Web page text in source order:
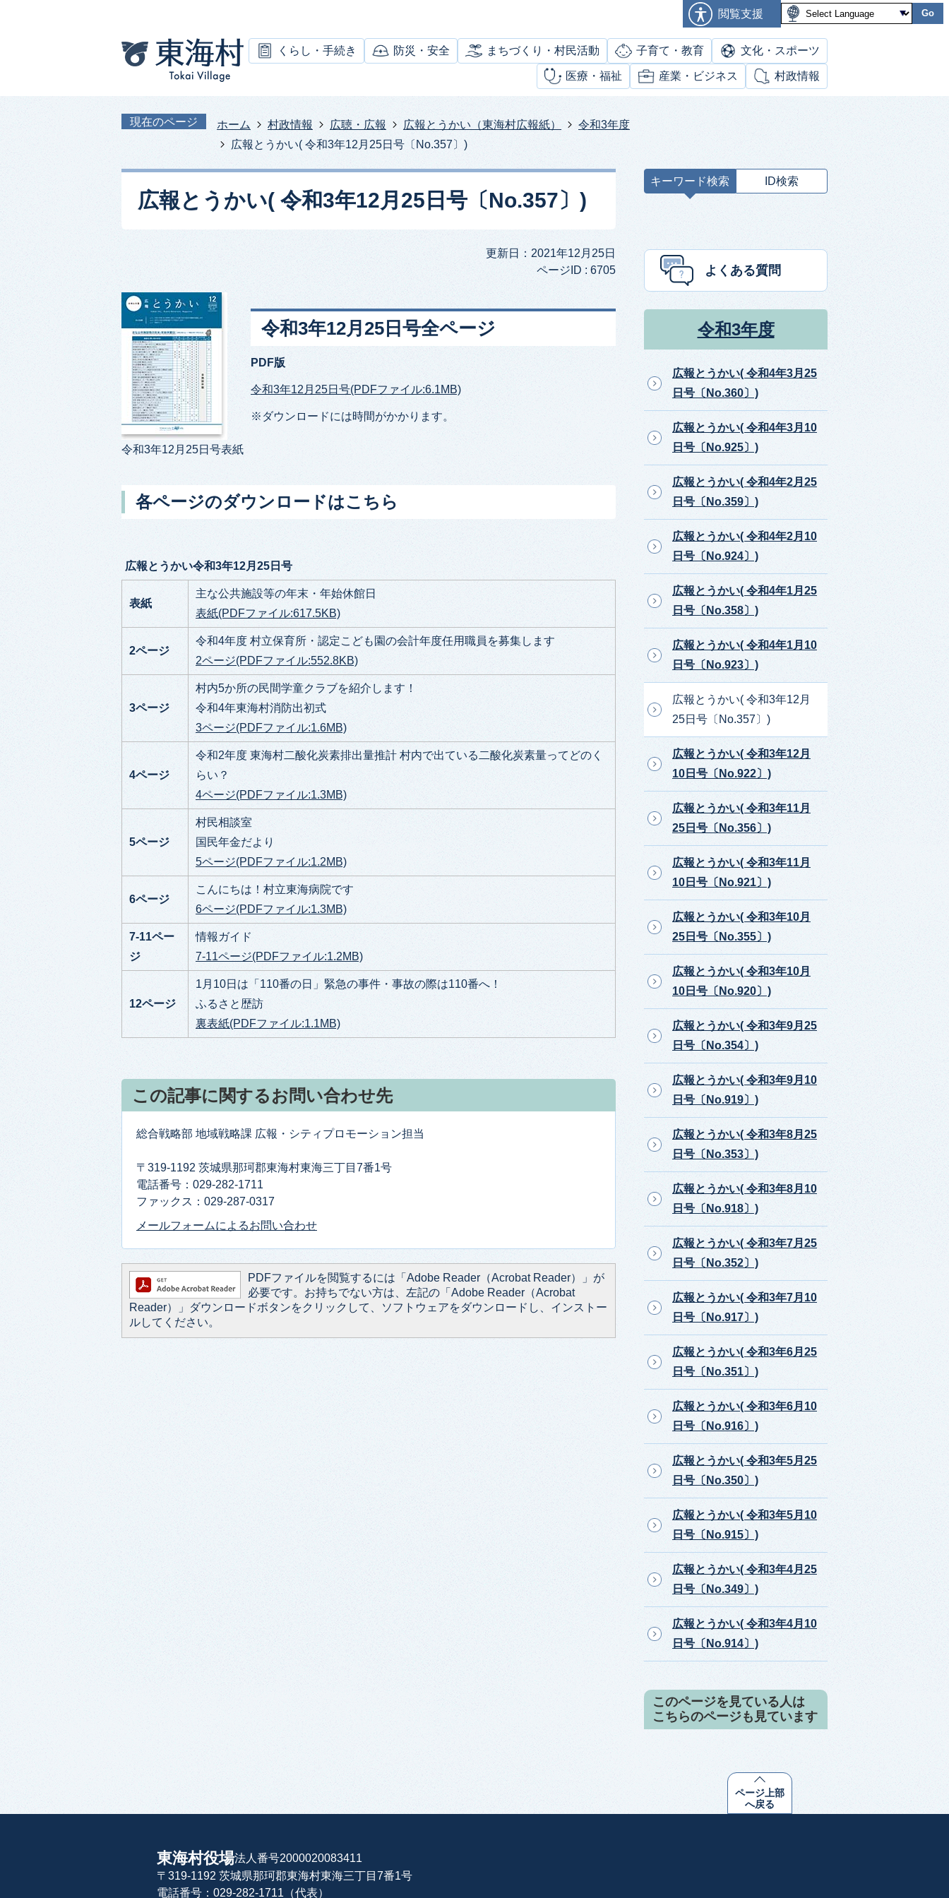
閲覧支援 Go
くらし・手続き 防災・安全 まちづくり・村民活動 子育て・教育 文化・スポーツ
医療・福祉 産業・ビジネス 村政情報
現在のページ ホーム 村政情報 広聴・広報 広報とうかい（東海村広報紙）
令和3年度
広報とうかい( 令和3年12月25日号〔No.357〕)
広報とうかい( 令和3年12月25日号〔No.357〕)
更新日：2021年12月25日
ページID : 6705
令和3年12月25日号表紙
令和3年12月25日号全ページ
PDF版
令和3年12月25日号(PDFファイル:6.1MB)
※ダウンロードには時間がかかります。
各ページのダウンロードはこちら
広報とうかい令和3年12月25日号
表紙
主な公共施設等の年末・年始休館日
表紙(PDFファイル:617.5KB)
2ページ
令和4年度 村立保育所・認定こども園の会計年度任用職員を募集します
2ページ(PDFファイル:552.8KB)
3ページ
村内5か所の民間学童クラブを紹介します！
令和4年東海村消防出初式
3ページ(PDFファイル:1.6MB)
4ページ
令和2年度 東海村二酸化炭素排出量推計 村内で出ている二酸化炭素量ってどのく
らい？
4ページ(PDFファイル:1.3MB)
5ページ
村民相談室
国民年金だより
5ページ(PDFファイル:1.2MB)
6ページ
こんにちは！村立東海病院です
6ページ(PDFファイル:1.3MB)
7-11ペー
ジ
情報ガイド
7-11ページ(PDFファイル:1.2MB)
12ページ
1月10日は「110番の日」緊急の事件・事故の際は110番へ！
ふるさと歴訪
裏表紙(PDFファイル:1.1MB)
この記事に関するお問い合わせ先
総合戦略部 地域戦略課 広報・シティプロモーション担当
〒319-1192 茨城県那珂郡東海村東海三丁目7番1号
電話番号：029-282-1711
ファックス：029-287-0317
メールフォームによるお問い合わせ
PDFファイルを閲覧するには「Adobe Reader（Acrobat Reader）」が
必要です。お持ちでない方は、左記の「Adobe Reader（Acrobat
Reader）」ダウンロードボタンをクリックして、ソフトウェアをダウンロードし、インストー
ルしてください。
キーワード検索 ID検索
ー
よくある質問
令和3年度
広報とうかい( 令和4年3月25
日号〔No.360〕)
広報とうかい( 令和4年3月10
日号〔No.925〕)
広報とうかい( 令和4年2月25
日号〔No.359〕)
広報とうかい( 令和4年2月10
日号〔No.924〕)
広報とうかい( 令和4年1月25
日号〔No.358〕)
広報とうかい( 令和4年1月10
日号〔No.923〕)
広報とうかい( 令和3年12月
25日号〔No.357〕)
広報とうかい( 令和3年12月
10日号〔No.922〕)
広報とうかい( 令和3年11月
25日号〔No.356〕)
広報とうかい( 令和3年11月
10日号〔No.921〕)
広報とうかい( 令和3年10月
25日号〔No.355〕)
広報とうかい( 令和3年10月
10日号〔No.920〕)
広報とうかい( 令和3年9月25
日号〔No.354〕)
広報とうかい( 令和3年9月10
日号〔No.919〕)
広報とうかい( 令和3年8月25
日号〔No.353〕)
広報とうかい( 令和3年8月10
日号〔No.918〕)
広報とうかい( 令和3年7月25
日号〔No.352〕)
広報とうかい( 令和3年7月10
日号〔No.917〕)
広報とうかい( 令和3年6月25
日号〔No.351〕)
広報とうかい( 令和3年6月10
日号〔No.916〕)
広報とうかい( 令和3年5月25
日号〔No.350〕)
広報とうかい( 令和3年5月10
日号〔No.915〕)
広報とうかい( 令和3年4月25
日号〔No.349〕)
広報とうかい( 令和3年4月10
日号〔No.914〕)
このページを見ている人は
こちらのページも見ています
ページ上部
へ戻る
東海村役場法人番号2000020083411
〒319-1192 茨城県那珂郡東海村東海三丁目7番1号
電話番号：029-282-1711（代表）